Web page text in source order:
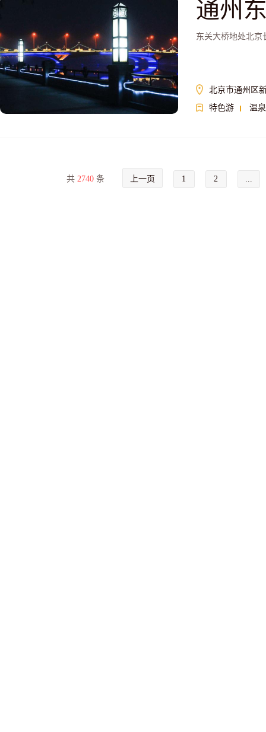
通州
东关大桥地处北京
北京市通州区
特色游
温泉
共 2740条 上一页 1 2 ...